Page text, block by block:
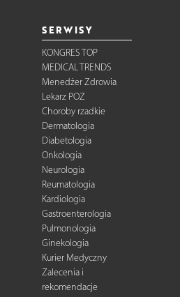
SERWISY
KONGRES TOP
MEDICAL TRENDS
Menedżer Zdrowia
Lekarz POZ
Choroby rzadkie
Dermatologia
Diabetologia
Onkologia
Neurologia
Reumatologia
Kardiologia
Gastroenterologia
Pulmonologia
Ginekologia
Kurier Medyczny
Zalecenia i
rekomendacje